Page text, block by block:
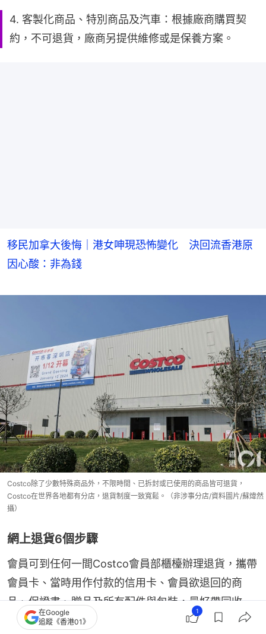
4. 客製化商品、特別商品及汽車：根據廠商購買契
約，不可退貨，廠商另提供維修或是保養方案。
移民加拿大後悔｜港女呻現恐怖變化 決回流香港原
因心酸：非為錢
Costco除了少數特殊商品外，不限時間、已拆封或已使用的商品皆可退貨，
Costco在世界各地都有分店，退貨制度一致寬鬆。（非涉事分店/資料圖片/蘇煒然
攝）
網上退貨6個步驟
會員可到任何一間Costco會員部櫃檯辦理退貨，攜帶
會員卡、當時用作付款的信用卡、會員欲退回的商
品、保證書、贈品及所有配件與包裝，最好帶同收
據，如果在網上辦理退貨手續，則有以下程序：
在Google
追蹤《香港01》
1